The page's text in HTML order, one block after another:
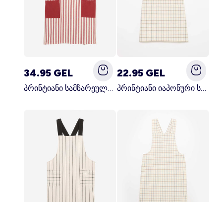
34.95 GEL
პრინტიანი სამზარეულოს წინსაფარი წითელი
22.95 GEL
პრინტიანი იაპონური სამზარეულოს წინსაფარი ლურჯი